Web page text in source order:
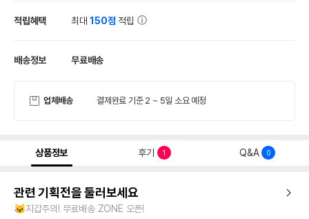
적립혜택 최대150점 적립
배송정보 무료배송
업체배송 결제완료 기준 2 ~ 5일 소요 예정
상품정보 후기 1 Q&A 0
관련 기획전을 둘러보세요
🐱지갑주의! 무료배송 ZONE 오픈!